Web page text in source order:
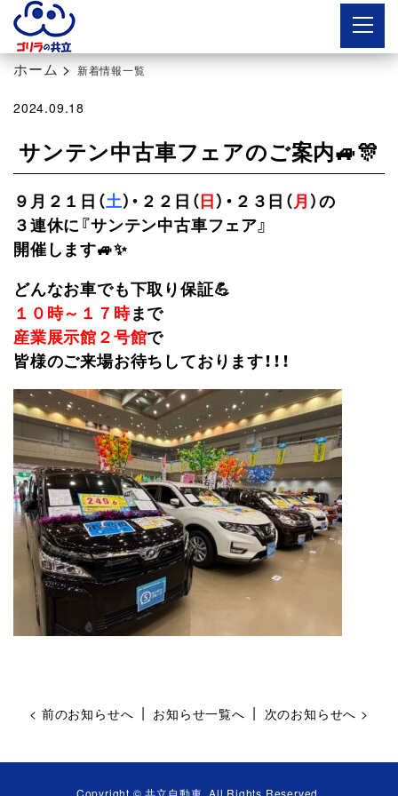
ボタン
ホーム>新着情報一覧
2024.09.18
サンテン中古車フェアのご案内🚙🎊
９月２１日（土）・２２日（日）・２３日（月）の
３連休に『サンテン中古車フェア』
開催します🚙✨
どんなお車でも下取り保証💪
１０時～１７時まで
産業展示館２号館で
皆様のご来場お待ちしております！！！
< 前のお知らせへ | お知らせ一覧へ | 次のお知らせへ >
Copyright © 共立自動車. All Rights Reserved.